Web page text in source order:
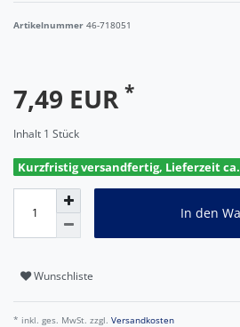
Artikelnummer 46-718051
7,49 EUR *
Inhalt 1 Stück
Kurzfristig versandfertig, Lieferzeit
In den
Wunschliste
* inkl. ges. MwSt. zzgl. Versandkosten